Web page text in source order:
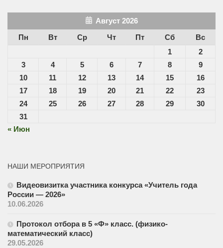
Август 2026
Пн
Вт Ср Чт Пт Сб
Вс
1
2
3
4 5 6 7 8
9
10
11 12 13 14 15
16
17
18 19 20 21 22
23
24
25 26 27 28 29
30
31
« Июн
НАШИ МЕРОПРИЯТИЯ
Видеовизитка участника конкурса «Учитель года
России — 2026»
10.06.2026
Протокол отбора в 5 «Ф» класс. (физико-
математический класс)
29.05.2026